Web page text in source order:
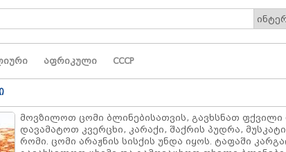
აფრიკული СССР
მოვზილოთ ცომი ბლინებისათვის, გავხსნათ ფქვილი
დავამატოთ კვერცხი, კარაქი, შაქრის პუდრა,
რომი. ცომი არაჟნის სისქის უნდა იყოს. ტაფაში